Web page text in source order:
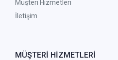
Müşteri Hizmetleri
İletişim
MÜŞTERİ HİZMETLERİ